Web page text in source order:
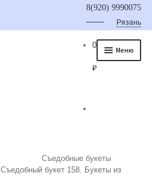
8(920) 9990075
Рязань
Меню
0
₽
Съедобные букеты
Съедобный букет 158. Букеты из